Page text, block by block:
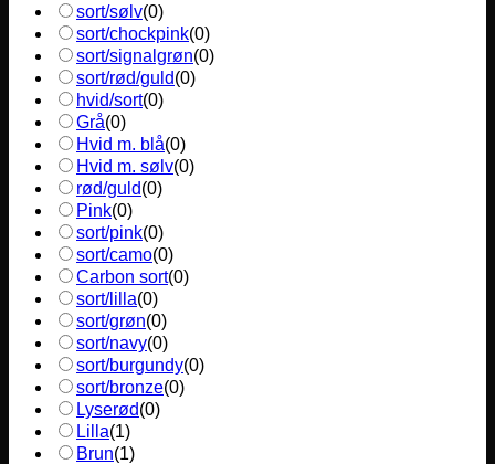
sort/sølv(0)
sort/chockpink(0)
sort/signalgrøn(0)
sort/rød/guld(0)
hvid/sort(0)
Grå(0)
Hvid m. blå(0)
Hvid m. sølv(0)
rød/guld(0)
Pink(0)
sort/pink(0)
sort/camo(0)
Carbon sort(0)
sort/lilla(0)
sort/grøn(0)
sort/navy(0)
sort/burgundy(0)
sort/bronze(0)
Lyserød(0)
Lilla(1)
Brun(1)